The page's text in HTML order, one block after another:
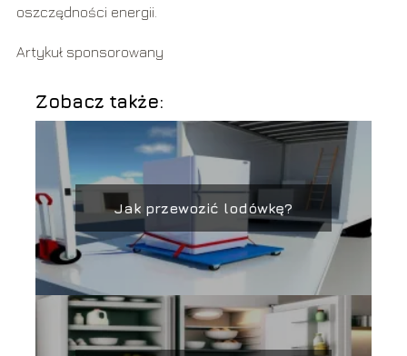
oszczędności energii.
Artykuł sponsorowany
Zobacz także:
Jak przewozić lodówkę?